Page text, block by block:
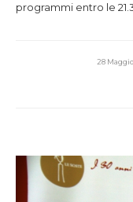
programmi entro le
28